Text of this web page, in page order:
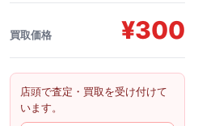
買取価格 ¥300
店頭で査定・買取を受け付けて
います。